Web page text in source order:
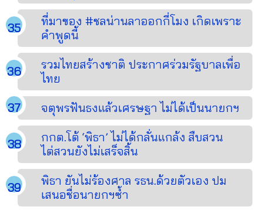
ที่มาของ #ชลน่านลาออกกี่โมง เกิดเพราะ
คำพูดนี้
รวมไทยสร้างชาติ ประกาศร่วมรัฐบาลเพื่อ
ไทย
จตุพรฟันธงแล้วเศรษฐา ไม่ได้เป็นนายกฯ
กกต.โต้ ‘พิธา’ ไม่ได้กลั่นแกล้ง สืบสวน
ไต่สวนยังไม่เสร็จสิ้น
พิธา ยันไม่ร้องศาล รธน.ด้วยตัวเอง ปม
เสนอชื่อนายกฯซ้ำ